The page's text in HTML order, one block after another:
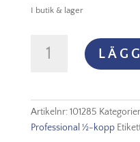
I butik & lager
Akvarellfärg
1/2-
Artikelnr:101285
Professional ½-kopp